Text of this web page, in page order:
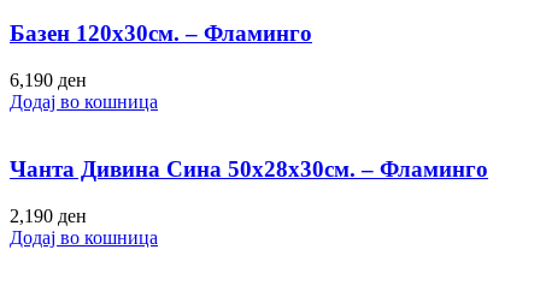
Базен 120х30см. – Фламинго
6,190 ден
Додај во кошница
Чанта Дивина Сина 50х28х30см. – Фламинго
2,190 ден
Додај во кошница